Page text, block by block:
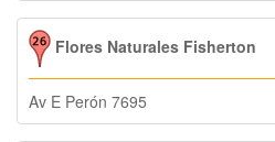
Flores Naturales Fisherton
Av E Perón 7695